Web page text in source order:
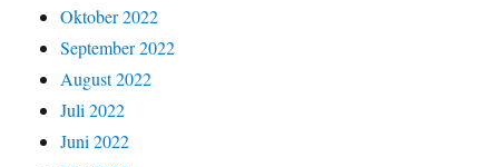
Oktober 2022
September 2022
August 2022
Juli 2022
Juni 2022